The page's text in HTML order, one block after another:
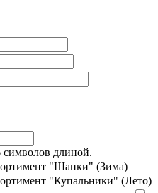
длиной.
"Шапки" (Зима)
"Купальники" (Лето)